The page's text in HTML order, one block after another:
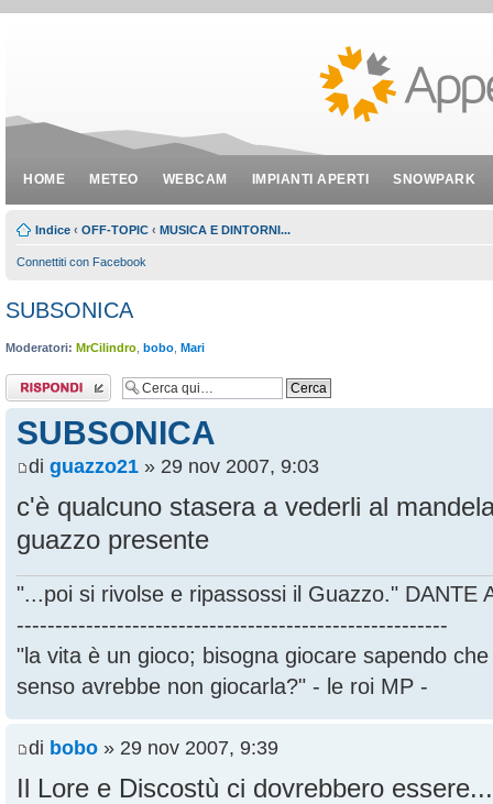
HOME METEO WEBCAM IMPIANTI APERTI SNOWPARK
Indice ‹ OFF-TOPIC ‹ MUSICA E DINTORNI...
Connettiti con Facebook
SUBSONICA
Moderatori: MrCilindro bobo Mari
Rispondi al
messaggio
SUBSONICA
di guazzo21 » 29 nov 2007, 9:03
c'è qualcuno stasera a vederli al
guazzo presente
"...poi si rivolse e ripassossi il Guazzo." DANTE
--------------------------------------------------------
"la vita è un gioco; bisogna giocare sapendo
senso avrebbe non giocarla?" - le roi MP -
di bobo » 29 nov 2007, 9:39
Il Lore e Discostù ci dovrebbero